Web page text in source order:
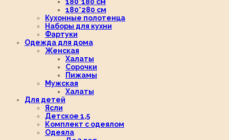
180*280 см
Кухонные полотенца
Наборы для кухни
Фартуки
Одежда для дома
Женская
Халаты
Сорочки
Пижамы
Мужская
Халаты
Для детей
Ясли
Детское 1,5
Комплект с одеялом
Одеяла